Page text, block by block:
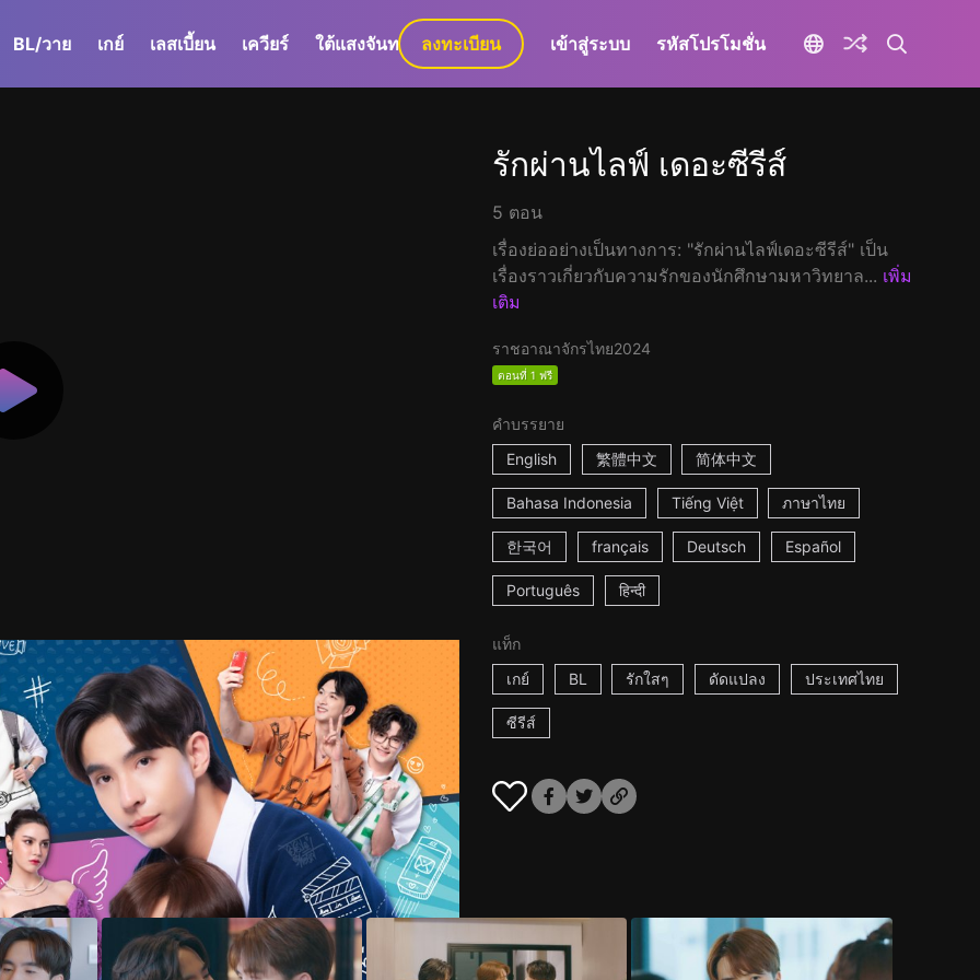
BL/วาย เกย์ เลสเบี้ยน เควียร์ ใต้แสงจันทร์ GaLa+
ลงทะเบียน เข้าสู่ระบบ รหัสโปรโมชั่น
รักผ่านไลฟ์ เดอะซีรีส์
5 ตอน
เรื่องย่ออย่างเป็นทางการ: "รักผ่านไลฟ์เดอะซีรีส์" เป็น
เรื่องราวเกี่ยวกับความรักของนักศึกษามหาวิทยาล... เพิ่ม
เติม
ราชอาณาจักรไทย2024
ตอนที่ 1 ฟรี
คำบรรยาย
English
繁體中文 简体中文
Bahasa Indonesia Tiếng Việt ภาษาไทย
한국어 français Deutsch Español
Português हिन्दी
แท็ก
เกย์
BL รักใสๆ ดัดแปลง ประเทศไทย
ซีรีส์